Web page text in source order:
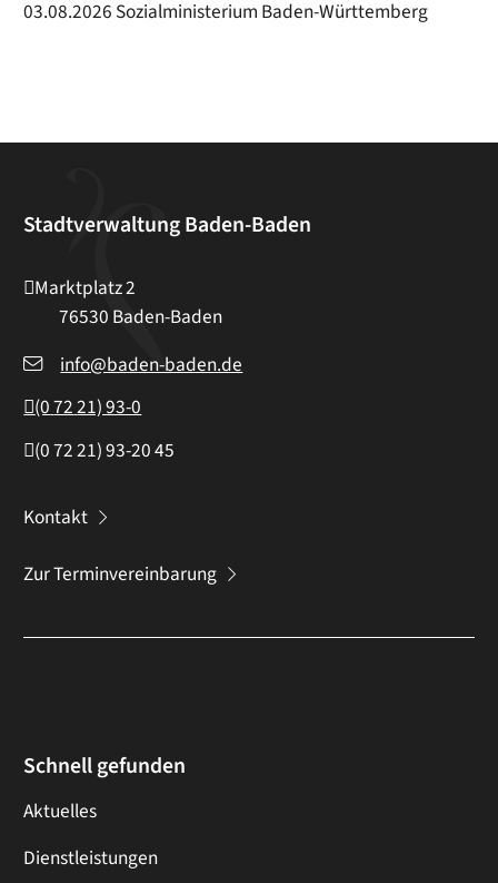
03.08.2026 Sozialministerium Baden-Württemberg
Stadtverwaltung Baden-Baden
Marktplatz 2
76530 Baden-Baden
info@baden-baden.de
(07221) 93-0
(07221) 93-2045
Kontakt
Zur Terminvereinbarung
Schnell gefunden
Aktuelles
Dienstleistungen